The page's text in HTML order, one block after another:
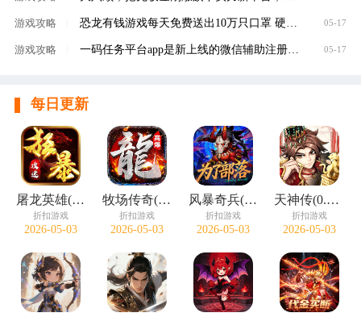
游戏攻略 05-17
游戏攻略 一码任务平台app是新上线的微信辅助注册赚钱平 05-17
每日更新
屠龙英雄(神魔狂暴攻速单职)
折扣游戏
2026-05-03
牧场传奇(终身红包免费版)
折扣游戏
2026-05-03
风暴奇兵(0.05折万元真充)
折扣游戏
2026-05-03
天神传(0.1折苍穹神武三国)
折扣游戏
2026-05-03